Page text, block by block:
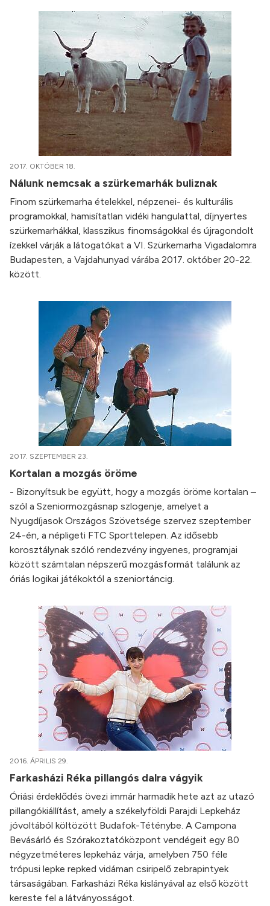
2017. OKTÓBER 18.
Nálunk nemcsak a szürkemarhák buliznak
Finom szürkemarha ételekkel, népzenei- és kulturális
programokkal, hamisítatlan vidéki hangulattal, díjnyertes
szürkemarhákkal, klasszikus finomságokkal és újragondolt
ízekkel várják a látogatókat a VI. Szürkemarha Vigadalomra
Budapesten, a Vajdahunyad várába 2017. október 20-22.
között.
2017. SZEPTEMBER 23.
Kortalan a mozgás öröme
- Bizonyítsuk be együtt, hogy a mozgás öröme kortalan –
szól a Szeniormozgásnap szlogenje, amelyet a
Nyugdíjasok Országos Szövetsége szervez szeptember
24-én, a népligeti FTC Sporttelepen. Az idősebb
korosztálynak szóló rendezvény ingyenes, programjai
között számtalan népszerű mozgásformát találunk az
óriás logikai játékoktól a szeniortáncig.
2016. ÁPRILIS 29.
Farkasházi Réka pillangós dalra vágyik
Óriási érdeklődés övezi immár harmadik hete azt az utazó
pillangókiállítást, amely a székelyföldi Parajdi Lepkeház
jóvoltából költözött Budafok-Téténybe. A Campona
Bevásárló és Szórakoztatóközpont vendégeit egy 80
négyzetméteres lepkeház várja, amelyben 750 féle
trópusi lepke repked vidáman csiripelő zebrapintyek
társaságában. Farkasházi Réka kislányával az első között
kereste fel a látványosságot.